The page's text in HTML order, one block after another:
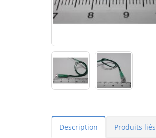
Description Produits liés